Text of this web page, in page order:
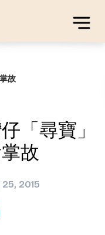
故
「尋寶」
故
2015